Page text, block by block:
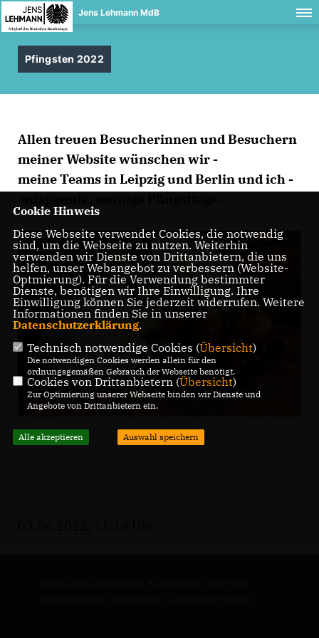
Jens Lehmann MdB
Pfingsten 2022
Allen treuen Besucherinnen und Besuchern
meiner Website wünschen wir -
meine Teams in Leipzig und Berlin und ich -
Cookie Hinweis
Diese Webseite verwendet Cookies, die notwendig
sind, um die Webseite zu nutzen. Weiterhin
verwenden wir Dienste von Drittanbietern, die uns
helfen, unser Webangebot zu verbessern (Website-
Optmierung). Für die Verwendung bestimmter
Dienste, benötigen wir Ihre Einwilligung. Ihre
Einwilligung können Sie jederzeit widerrufen. Weitere
Informationen finden Sie in unserer
Datenschutzerklärung.
Technisch notwendige Cookies (Übersicht)
Die notwendigen Cookies werden allein für den
ordnungsgemäßen Gebrauch der Webseite benötigt.
Cookies von Drittanbietern (Übersicht)
Zur Optimierung unserer Webseite binden wir Dienste und
Angebote von Drittanbietern ein.
Alle akzeptieren Auswahl speichern